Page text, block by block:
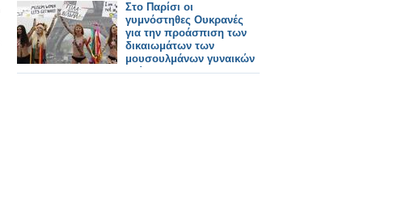
Στο Παρίσι οι
γυμνόστηθες Ουκρανές
για την προάσπιση των
δικαιωμάτων των
μουσουλμάνων γυναικών
(φώτο)